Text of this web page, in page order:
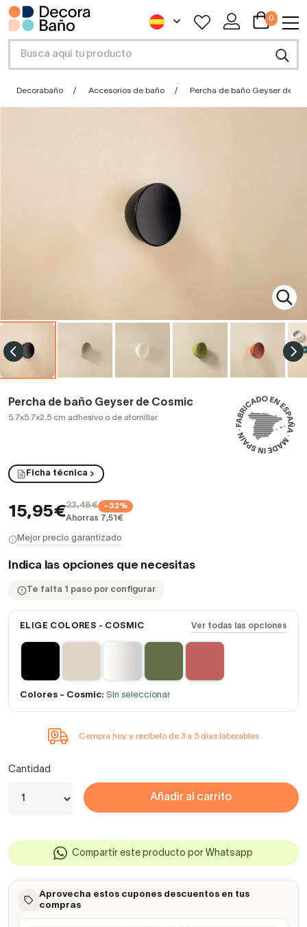
0
Decorabaño Accesorios de baño Percha de baño Geyser de
Percha de baño Geyser de Cosmic
5.7x5.7x2.5 cm adhesivo o de atornillar
Ficha técnica
15,95€23,46€ −32%
Ahorras 7,51€
Mejor precio garantizado
Indica las opciones que necesitas
Te falta 1 paso por configurar
ELIGE COLORES - COSMIC Ver todas las opciones
Colores - Cosmic: Sin seleccionar
Compra hoy y recíbelo de 3 a 5 días laborables
Cantidad
Añadir al carrito
Compartir este producto por Whatsapp
Aprovecha estos cupones descuentos en tus
compras